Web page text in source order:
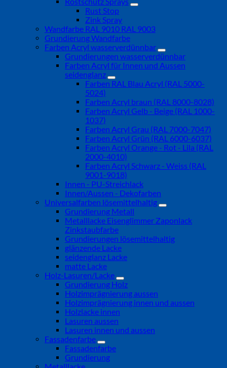
Rust Stop
Zink Spray
Wandfarbe RAL 9010 RAL 9003
Grundierung Wandfarbe
Farben Acryl wasserverdünnbar
Grundierungen wasserverdünnbar
Farben Acryl für Innen und Aussen
seidenglanz
Farben RAL Blau Acryl (RAL 5000-
5024)
Farben Acryl braun (RAL 8000-8028)
Farben Acryl Gelb - Beige (RAL 1000-
1037)
Farben Acryl Grau (RAL 7000-7047)
Farben Acryl Grün (RAL 6000-6037)
Farben Acryl Orange - Rot - Lila (RAL
2000-4010)
Farben Acryl Schwarz - Weiss (RAL
9001-9018)
Innen - PU-Streichlack
Innen/Aussen - Dekofarben
Universalfarben lösemittelhaltig
Grundierung Metall
Metalllacke Eisenglimmer Zaponlack
Zinkstaubfarbe
Grundierungen lösemittelhaltig
glänzende Lacke
seidenglanz Lacke
matte Lacke
Holz-Lasuren/Lacke
Grundierung Holz
Holzimprägnierung aussen
Holzimprägnierung innen und aussen
Holzlacke innen
Lasuren aussen
Lasuren innen und aussen
Fassadenfarbe
Fassadenfarbe
Grundierung